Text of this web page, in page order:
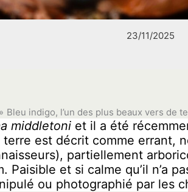
23/11/2025
Bleu indigo, l’un des plus beaux vers de
middletoniet il a été
est décrit comme errant,
partiellement
et si calme qu’il n’a
ou photographié par les